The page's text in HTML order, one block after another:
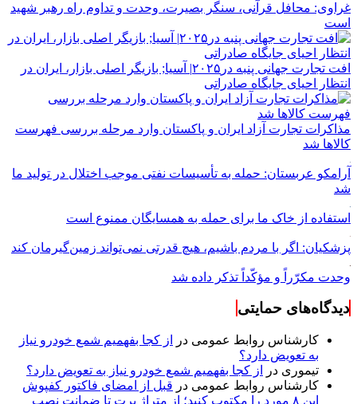
غراوی: محافل قرآنی، سنگر بصیرت، وحدت و تداوم راه رهبر شهید
است
افت تجارت جهانی پنبه در۲۰۲۵| آسیا; بازیگر اصلی بازار، ایران در
انتظار احیای جایگاه صادراتی
مذاکرات تجارت آزاد ایران و پاکستان وارد مرحله بررسی فهرست
کالاها شد
آرامکو عربستان: حمله به تأسیسات نفتی موجب اختلال در تولید ما
شد
استفاده از خاک ما برای حمله به همسایگان ممنوع است
پزشکیان: اگر با مردم باشیم، هیچ قدرتی نمی‌تواند زمین‌گیرمان کند
وحدت مکرّراً و مؤکّداً تذکر داده شد
دیدگاه‌های حمایتی
کارشناس روابط عمومی در
از کجا بفهمیم شمع خودرو نیاز
به تعویض دارد؟
تیموری در
از کجا بفهمیم شمع خودرو نیاز به تعویض دارد؟
کارشناس روابط عمومی در قبل از امضای فاکتور کفپوش
این ۸ مورد را مکتوب کنید؛ از متراژ پرت تا ضمانت نصب